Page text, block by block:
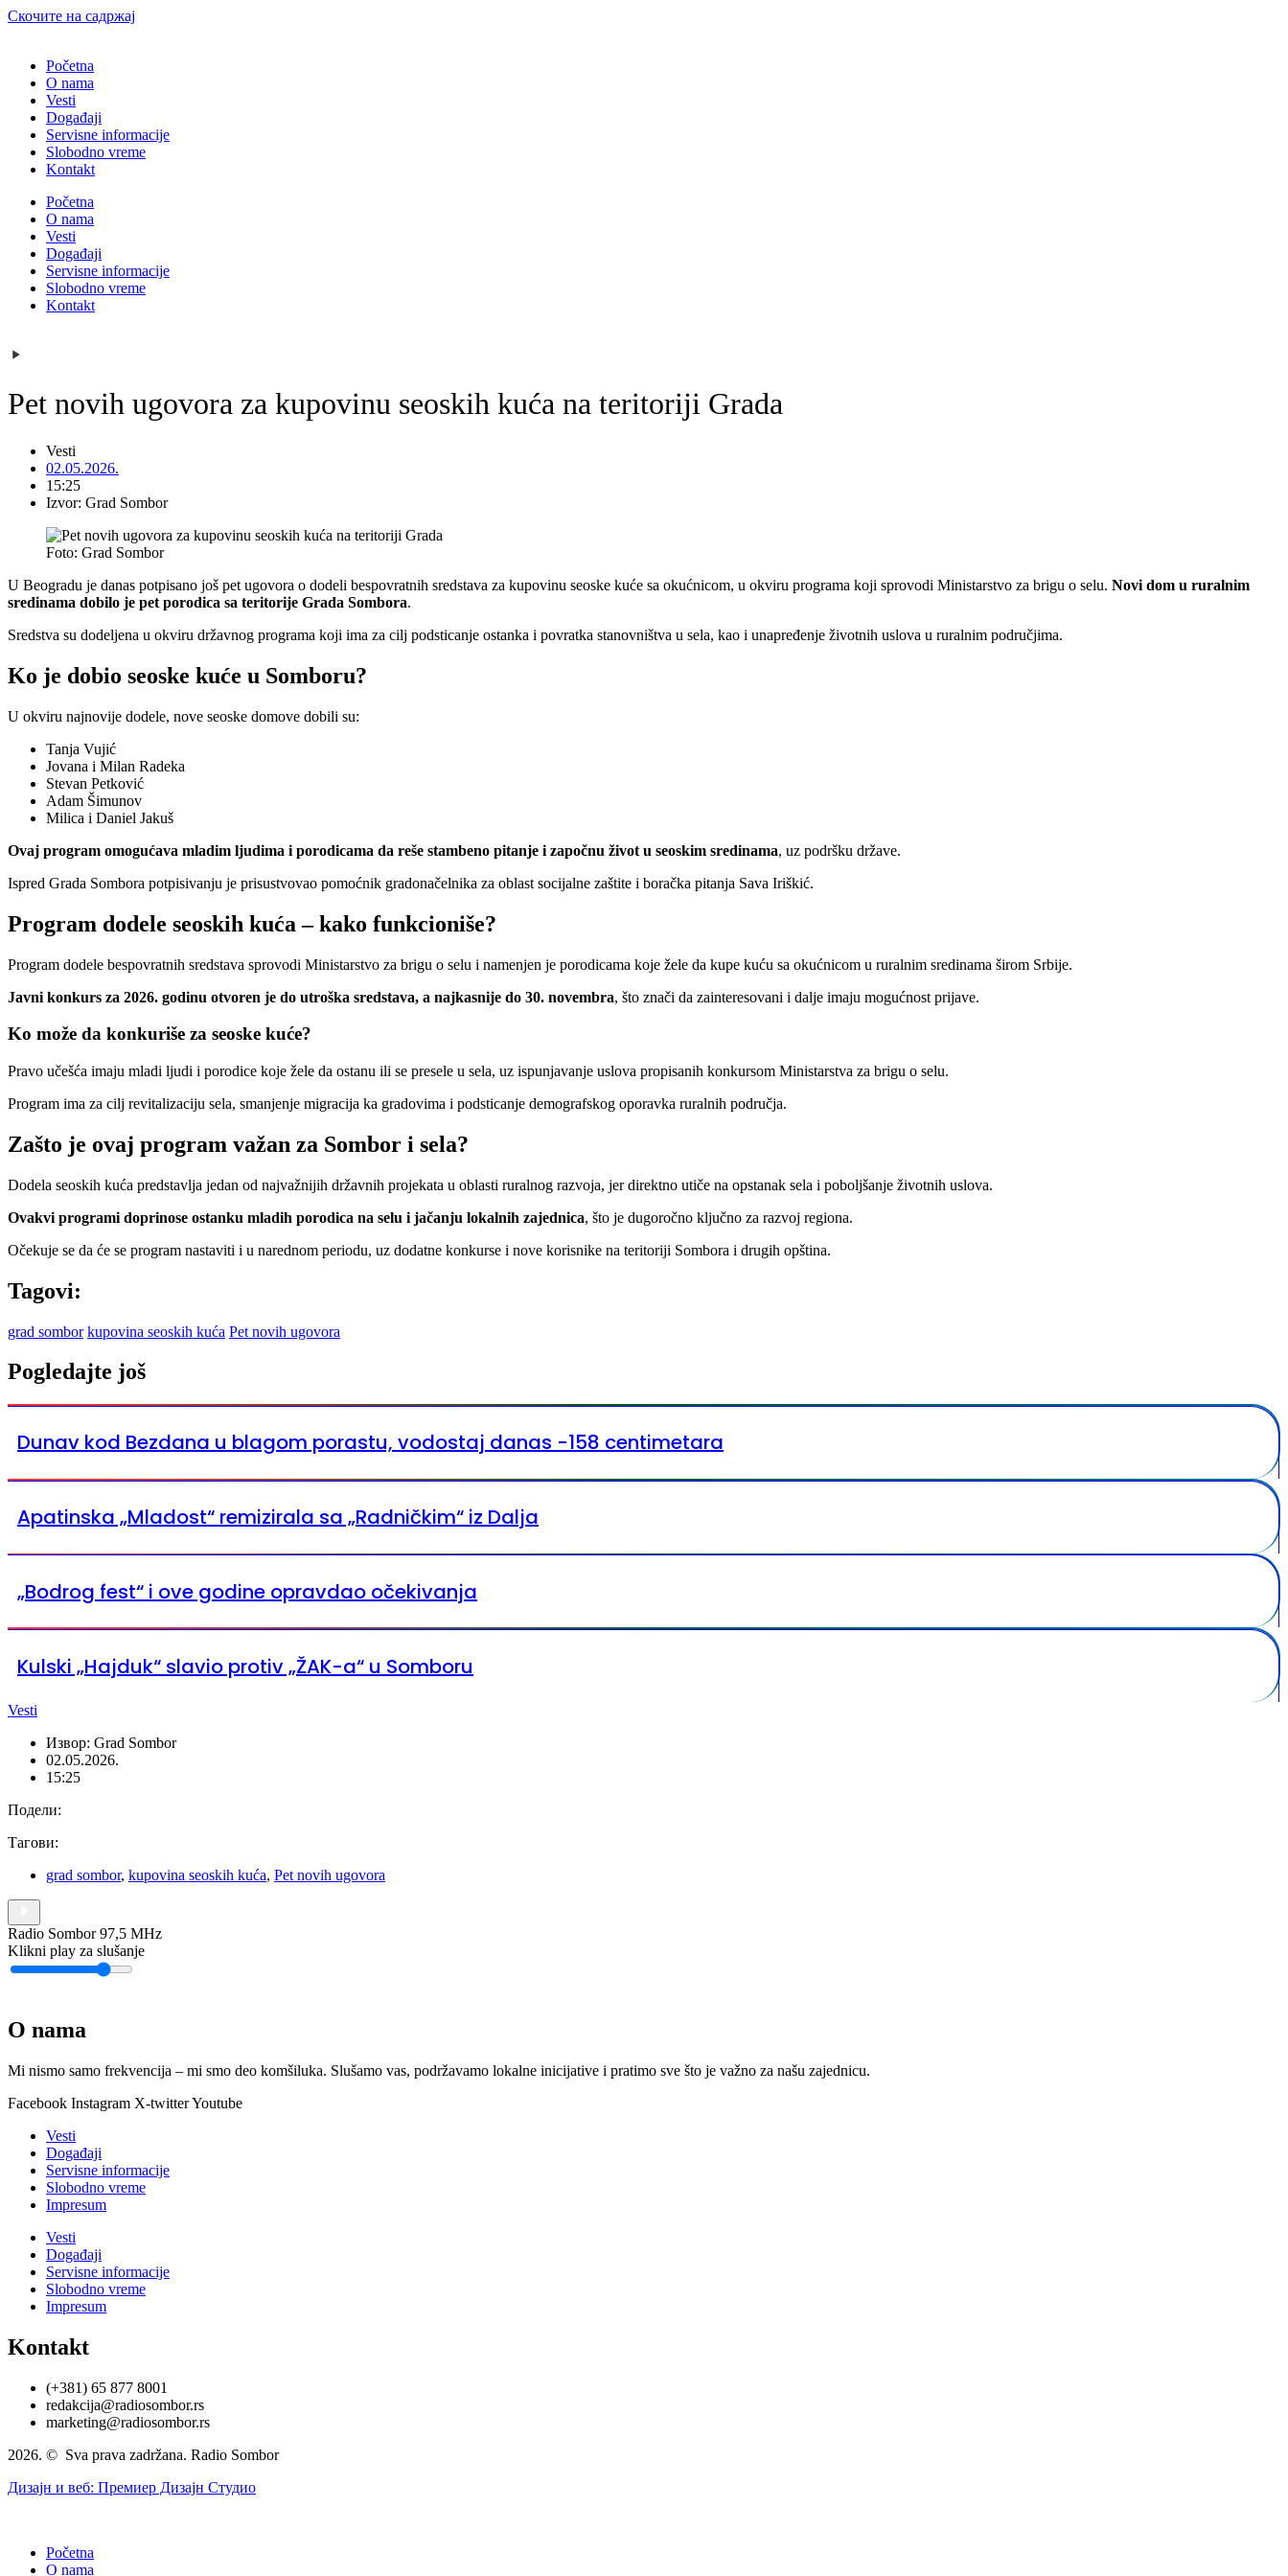
Скочите на садржај
Početna
O nama
Vesti
Događaji
Servisne informacije
Slobodno vreme
Kontakt
Početna
O nama
Vesti
Događaji
Servisne informacije
Slobodno vreme
Kontakt
Pet novih ugovora za kupovinu seoskih kuća na teritoriji Grada
Vesti
02.05.2026.
15:25
Izvor: Grad Sombor
Foto: Grad Sombor
U Beogradu je danas potpisano još pet ugovora o dodeli bespovratnih sredstava za kupovinu seoske kuće sa okućnicom, u okviru programa koji sprovodi Ministarstvo za brigu o selu. Novi dom u ruralnim
sredinama dobilo je pet porodica sa teritorije Grada Sombora.
Sredstva su dodeljena u okviru državnog programa koji ima za cilj podsticanje ostanka i povratka stanovništva u sela, kao i unapređenje životnih uslova u ruralnim područjima.
Ko je dobio seoske kuće u Somboru?
U okviru najnovije dodele, nove seoske domove dobili su:
Tanja Vujić
Jovana i Milan Radeka
Stevan Petković
Adam Šimunov
Milica i Daniel Jakuš
Ovaj program omogućava mladim ljudima i porodicama da reše stambeno pitanje i započnu život u seoskim sredinama, uz podršku države.
Ispred Grada Sombora potpisivanju je prisustvovao pomoćnik gradonačelnika za oblast socijalne zaštite i boračka pitanja Sava Iriškić.
Program dodele seoskih kuća – kako funkcioniše?
Program dodele bespovratnih sredstava sprovodi Ministarstvo za brigu o selu i namenjen je porodicama koje žele da kupe kuću sa okućnicom u ruralnim sredinama širom Srbije.
Javni konkurs za 2026. godinu otvoren je do utroška sredstava, a najkasnije do 30. novembra, što znači da zainteresovani i dalje imaju mogućnost prijave.
Ko može da konkuriše za seoske kuće?
Pravo učešća imaju mladi ljudi i porodice koje žele da ostanu ili se presele u sela, uz ispunjavanje uslova propisanih konkursom Ministarstva za brigu o selu.
Program ima za cilj revitalizaciju sela, smanjenje migracija ka gradovima i podsticanje demografskog oporavka ruralnih područja.
Zašto je ovaj program važan za Sombor i sela?
Dodela seoskih kuća predstavlja jedan od najvažnijih državnih projekata u oblasti ruralnog razvoja, jer direktno utiče na opstanak sela i poboljšanje životnih uslova.
Ovakvi programi doprinose ostanku mladih porodica na selu i jačanju lokalnih zajednica, što je dugoročno ključno za razvoj regiona.
Očekuje se da će se program nastaviti i u narednom periodu, uz dodatne konkurse i nove korisnike na teritoriji Sombora i drugih opština.
Tagovi:
grad sombor kupovina seoskih kuća Pet novih ugovora
Pogledajte još
Dunav kod Bezdana u blagom porastu, vodostaj danas -158 centimetara
Apatinska „Mladost“ remizirala sa „Radničkim“ iz Dalja
„Bodrog fest“ i ove godine opravdao očekivanja
Kulski „Hajduk“ slavio protiv „ŽAK-a“ u Somboru
Vesti
Извор: Grad Sombor
02.05.2026.
15:25
Подели:
Тагови:
grad sombor, kupovina seoskih kuća, Pet novih ugovora
Radio Sombor 97,5 MHz
Klikni play za slušanje
O nama
Mi nismo samo frekvencija – mi smo deo komšiluka. Slušamo vas, podržavamo lokalne inicijative i pratimo sve što je važno za našu zajednicu.
Facebook Instagram X-twitterYoutube
Vesti
Događaji
Servisne informacije
Slobodno vreme
Impresum
Vesti
Događaji
Servisne informacije
Slobodno vreme
Impresum
Kontakt
(+381) 65 877 8001
redakcija@radiosombor.rs
marketing@radiosombor.rs
2026. © Sva prava zadržana. Radio Sombor
Дизајн и веб: Премиер Дизајн Студио
Početna
O nama